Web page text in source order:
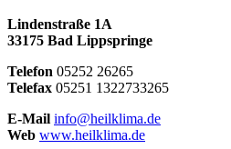
Lindenstraße 1A
33175 Bad Lippspringe
Telefon 05252 26265
Telefax 05251 1322733265
E-Mail info@heilklima.de
Web www.heilklima.de